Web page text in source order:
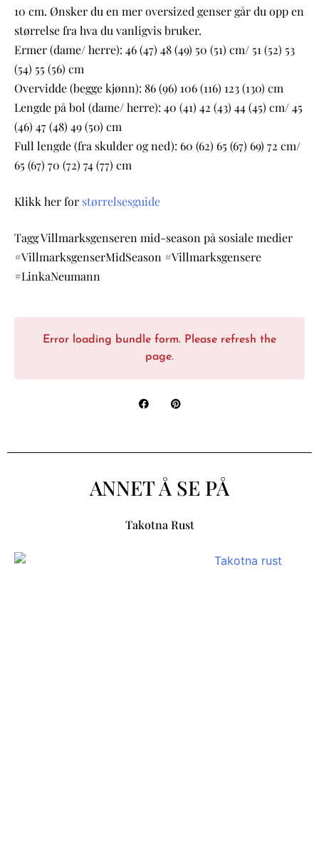
10 cm. Ønsker du en mer oversized genser går du opp en
størrelse fra hva du vanligvis bruker.
Ermer (dame/ herre): 46 (47) 48 (49) 50 (51) cm/ 51 (52) 53
(54) 55 (56) cm
Overvidde (begge kjønn): 86 (96) 106 (116) 123 (130) cm
Lengde på bol (dame/ herre): 40 (41) 42 (43) 44 (45) cm/ 45
(46) 47 (48) 49 (50) cm
Full lengde (fra skulder og ned): 60 (62) 65 (67) 69) 72 cm/
65 (67) 70 (72) 74 (77) cm
Klikk her for størrelsesguide
Tagg Villmarksgenseren mid-season på sosiale medier
#VillmarksgenserMidSeason #Villmarksgensere
#LinkaNeumann
Error loading bundle form. Please refresh the
page.
ANNET Å SE PÅ
Takotna Rust